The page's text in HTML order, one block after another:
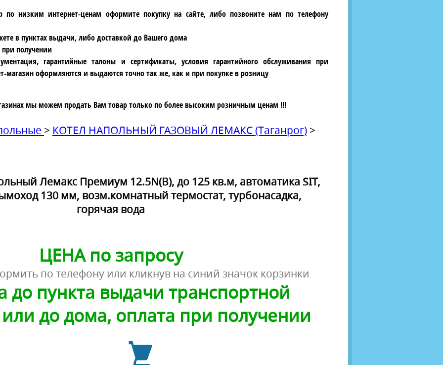
по низким интернет-ценам оформите покупку на сайте, либо позвоните нам по телефону
в пунктах выдачи, либо доставкой до Вашего дома
получении
гарантийные талоны и сертификаты, условия гарантийного обслуживания при
магазин оформляются и выдаются точно так же, как и при покупке в розницу
мы можем продать Вам товар только по более высоким розничным ценам !!!
> КОТЕЛ НАПОЛЬНЫЙ ГАЗОВЫЙ ЛЕМАКС (Таганрог) >
Лемакс Премиум 12.5N(B), до 125 кв.м, автоматика SIT,
130 мм, возм.комнатный термостат, турбонасадка,
горячая вода
ЦЕНА по запросу
по телефону или кликнув на синий значок корзинки
до пункта выдачи транспортной
до дома, оплата при получении